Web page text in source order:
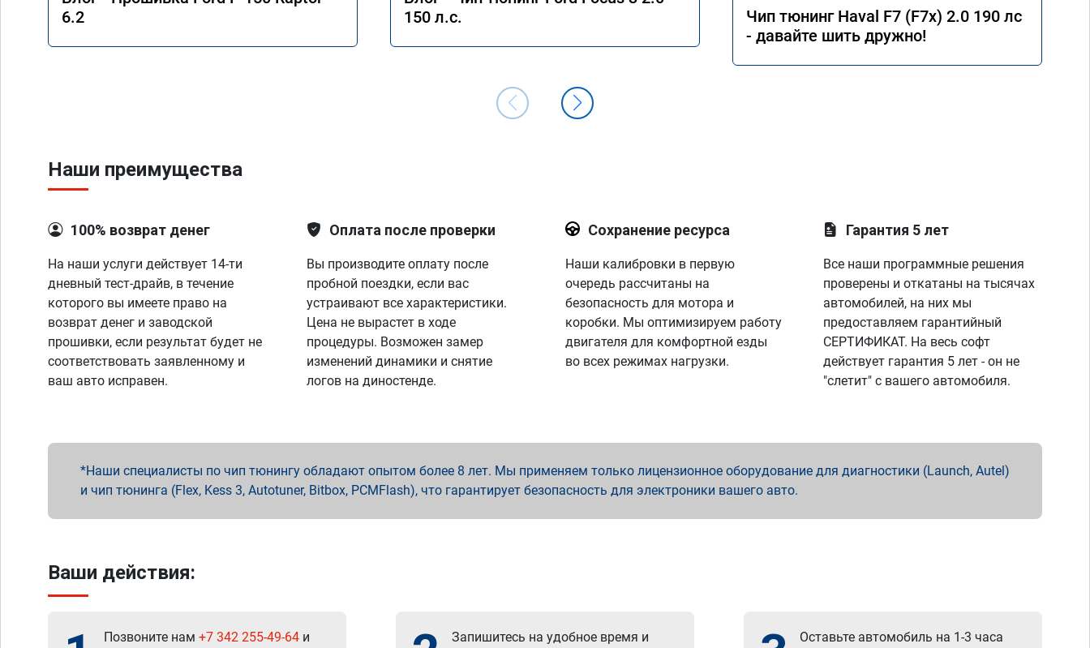
6.2
150 л.с.
Чип тюнинг Haval F7 (F7x) 2.0 190 лс
- давайте шить дружно!
Наши преимущества
100% возврат денег
На наши услуги действует 14-ти
дневный тест-драйв, в течение
которого вы имеете право на
возврат денег и заводской
прошивки, если результат будет не
соответствовать заявленному и
ваш авто исправен.
Оплата после проверки
Вы производите оплату после
пробной поездки, если вас
устраивают все характеристики.
Цена не вырастет в ходе
процедуры. Возможен замер
изменений динамики и снятие
логов на диностенде.
Сохранение ресурса
Наши калибровки в первую
очередь рассчитаны на
безопасность для мотора и
коробки. Мы оптимизируем работу
двигателя для комфортной езды
во всех режимах нагрузки.
Гарантия 5 лет
Все наши программные решения
проверены и откатаны на тысячах
автомобилей, на них мы
предоставляем гарантийный
СЕРТИФИКАТ. На весь софт
действует гарантия 5 лет - он не
"слетит" с вашего автомобиля.
Наши специалисты по чип тюнингу обладают опытом более 8 лет. Мы применяем только лицензионное оборудование для диагностики (Launch, Autel)
и чип тюнинга (Flex, Kess 3, Autotuner, Bitbox, PCMFlash), что гарантирует безопасность для электроники вашего авто.
Ваши действия:
Позвоните нам +7 342 255-49-64 и Запишитесь на удобное время и Оставьте автомобиль на 1-3 часа